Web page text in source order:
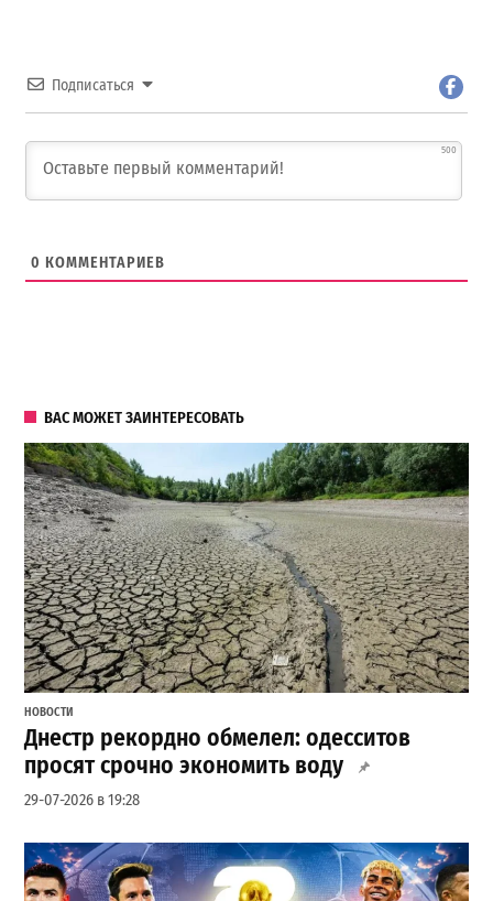
Подписаться
500
0 КОММЕНТАРИЕВ
ВАС МОЖЕТ ЗАИНТЕРЕСОВАТЬ
НОВОСТИ
Днестр рекордно обмелел: одесситов
просят срочно экономить воду
29-07-2026 в 19:28